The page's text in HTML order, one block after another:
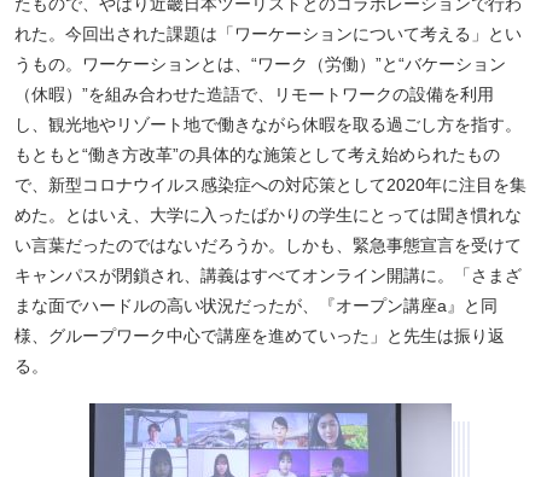
たもので、やはり近畿日本ツーリストとのコラボレーションで行わ
れた。今回出された課題は「ワーケーションについて考える」とい
うもの。ワーケーションとは、“ワーク（労働）”と“バケーション
（休暇）”を組み合わせた造語で、リモートワークの設備を利用
し、観光地やリゾート地で働きながら休暇を取る過ごし方を指す。
もともと“働き方改革”の具体的な施策として考え始められたもの
で、新型コロナウイルス感染症への対応策として2020年に注目を集
めた。とはいえ、大学に入ったばかりの学生にとっては聞き慣れな
い言葉だったのではないだろうか。しかも、緊急事態宣言を受けて
キャンパスが閉鎖され、講義はすべてオンライン開講に。「さまざ
まな面でハードルの高い状況だったが、『オープン講座a』と同
様、グループワーク中心で講座を進めていった」と先生は振り返
る。